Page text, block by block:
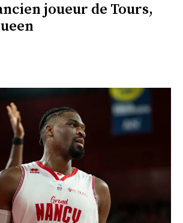
joueur de Tours,